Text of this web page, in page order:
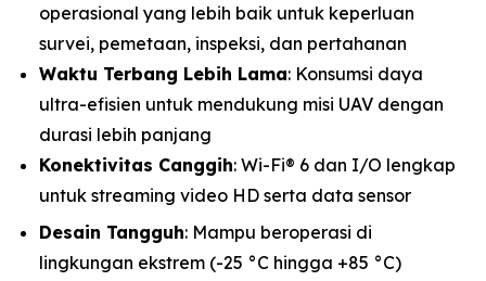
operasional yang lebih baik untuk keperluan
survei, pemetaan, inspeksi, dan pertahanan
Waktu Terbang Lebih Lama: Konsumsi daya
ultra-efisien untuk mendukung misi UAV dengan
durasi lebih panjang
Konektivitas Canggih: Wi-Fi® 6 dan I/O lengkap
untuk streaming video HD serta data sensor
Desain Tangguh: Mampu beroperasi di
lingkungan ekstrem (-25 °C hingga +85 °C)